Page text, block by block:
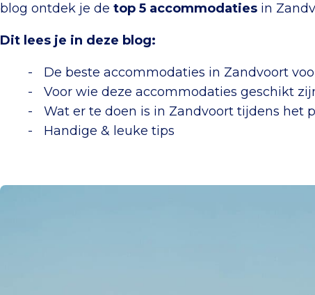
blog ontdek je de top 5 accommodaties in
Dit lees je in deze blog:
De beste accommodaties in Zandvoort
Voor wie deze accommodaties geschikt
Wat er te doen is in Zandvoort tijdens het
Handige & leuke tips